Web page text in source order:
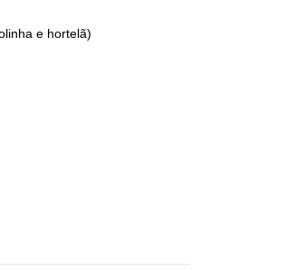
e hortelã)